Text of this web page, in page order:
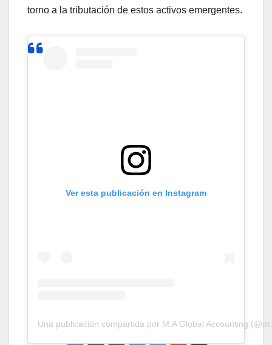
torno a la tributación de estos activos emergentes.
Ver esta publicación en Instagram
Una publicación compartida por M.A Global Accounting